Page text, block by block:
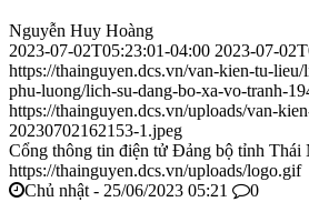
Nguyễn Huy Hoàng
2023-07-02T05:23:01-04:00 2023-07-
https://thainguyen.dcs.vn/van-kien-tu-
phu-luong/lich-su-dang-bo-xa-vo-tranh-
https://thainguyen.dcs.vn/uploads/van-
20230702162153-1.jpeg
Cổng thông tin điện tử Đảng bộ tỉnh Thái
https://thainguyen.dcs.vn/uploads/logo.gif
Chủ nhật - 25/06/2023 05:21
0